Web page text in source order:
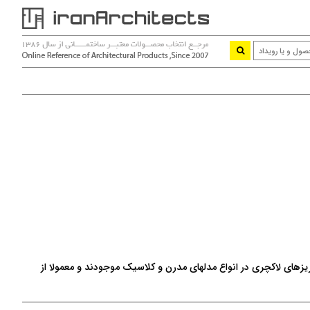
لاکچری در انواع مدلهای مدرن و کلاسیک موجودند و معمولا از